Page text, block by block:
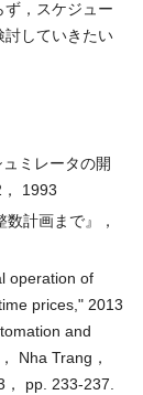
，スケジュー
討していきたい
ミレータの開
1993
計画まで』，
operation of
prices," 2013
and
Nha Trang，
pp. 233-237.